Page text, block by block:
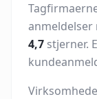
anmeldelser
4,7 stjerner.